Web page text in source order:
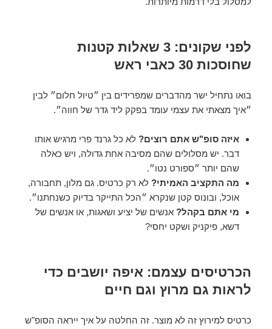
לפני שקונים: 3 שאלות קטנות
שחוסכות 30 כאבי ראש
בואו נתחיל ישר מהדברים שמפרידים בין ״טיול חלום״ לבין
״איך מצאתי את עצמי עומד בפקק ליד גדר של חווה״.
איזה סופ"ש אתם רוצים? לא כל גרנד פרי מרגיש אותו
דבר. יש מסלולים שהם מסיבה אחת גדולה, ויש כאלה
שהם יותר ״ספורט נטו״.
מה התקציב האמיתי? לא רק כרטיס. גם מלון, תחבורה,
אוכל, ובונוס קטן שנקרא ״הכל התייקר בדיוק כשנחתנו״.
מי אתם בקהל? אנשים של יציע ושאגות, או אנשים של
דשא, פיקניק ושקט יחסי?
הכרטיסים עצמם: איפה יושבים כדי
לראות גם מרוץ וגם חיים
כרטיס למירוץ זה לא מוצר. זה החלטה על איך ייראה הסופ"ש